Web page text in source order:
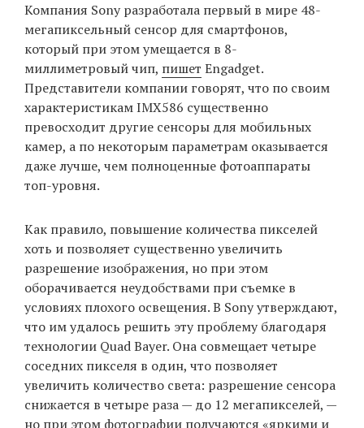
EN
UA
Компания Sony разработала первый в мире 48-
мегапиксельный сенсор для смартфонов,
который при этом умещается в 8-
миллиметровый чип, пишет Engadget.
Представители компании говорят, что по своим
характеристикам IMX586 существенно
превосходит другие сенсоры для мобильных
камер, а по некоторым параметрам оказывается
даже лучше, чем полноценные фотоаппараты
топ-уровня.
Как правило, повышение количества пикселей
хоть и позволяет существенно увеличить
разрешение изображения, но при этом
оборачивается неудобствами при съемке в
условиях плохого освещения. В Sony утверждают,
что им удалось решить эту проблему благодаря
технологии Quad Bayer. Она совмещает четыре
соседних пикселя в один, что позволяет
увеличить количество света: разрешение сенсора
снижается в четыре раза — до 12 мегапикселей, —
но при этом фотографии получаются «яркими и